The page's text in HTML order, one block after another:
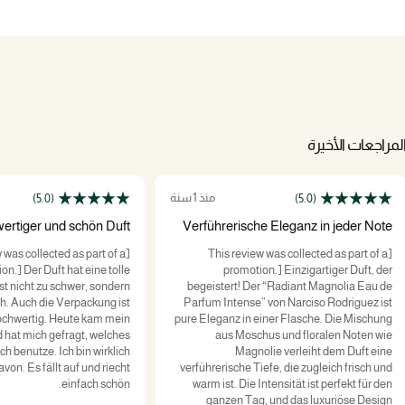
الأخيرة
(5.0) منذ 1 سنة
Verführerische Eleganz in jeder Note
[This review was collected as part of a
promotion.] Einzigartiger Duft, der
begeistert! Der “Radiant Magnolia Eau de
Parfum Intense” von Narciso Rodriguez ist
pure Eleganz in einer Flasche. Die Mischung
aus Moschus und floralen Noten wie
Magnolie verleiht dem Duft eine
verführerische Tiefe, die zugleich frisch und
warm ist. Die Intensität ist perfekt für den
ganzen Tag, und das luxuriöse Design
(5.0)
und schön Duft
was collected as part of a
Der Duft hat eine tolle
nicht zu schwer, sondern
Auch die Verpackung ist
Heute kam mein
hat mich gefragt, welches
benutze. Ich bin wirklich
Es fällt auf und riecht
einfach schön.